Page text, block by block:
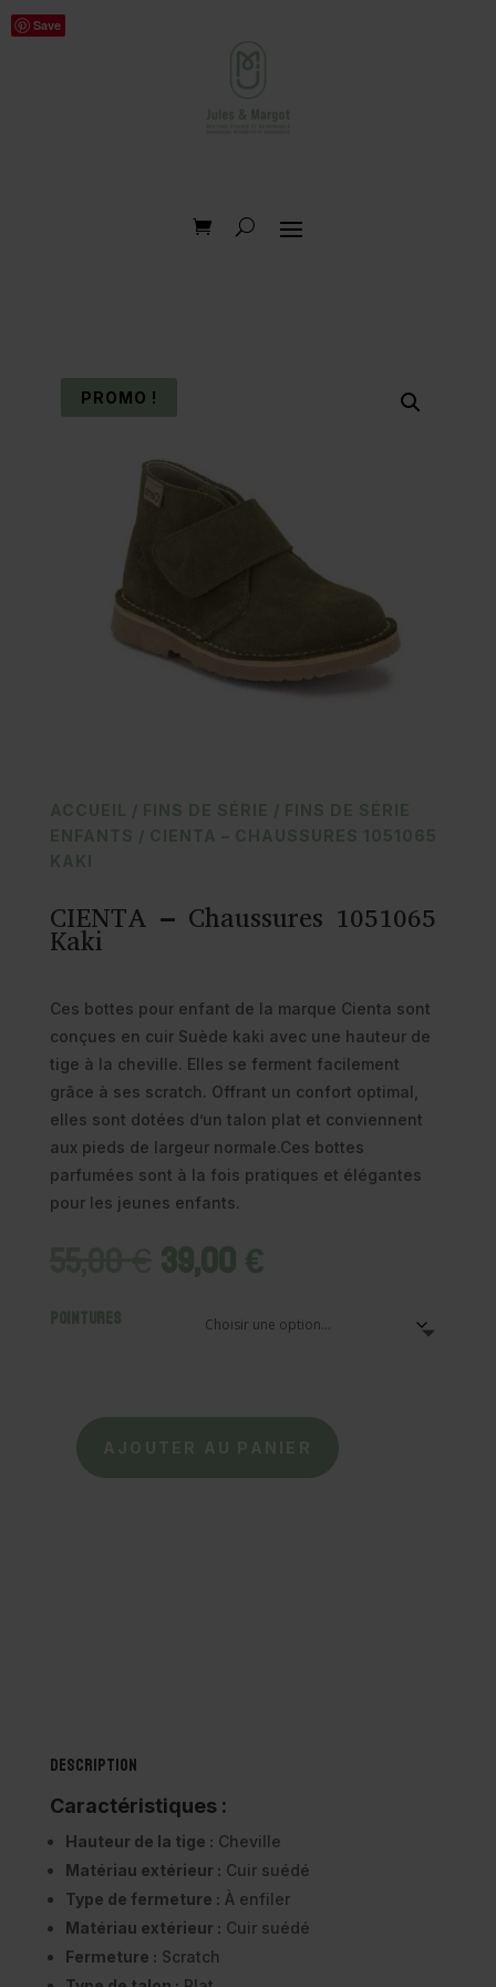
Save
PROMO !
ACCUEIL / FINS DE SÉRIE / FINS DE SÉRIE
ENFANTS / CIENTA – CHAUSSURES 1051065
KAKI
CIENTA – Chaussures 1051065
Kaki
Ces bottes pour enfant de la marque Cienta sont
conçues en cuir Suède kaki avec une hauteur de
tige à la cheville. Elles se ferment facilement
grâce à ses scratch. Offrant un confort optimal,
elles sont dotées d’un talon plat et conviennent
aux pieds de largeur normale.Ces bottes
parfumées sont à la fois pratiques et élégantes
pour les jeunes enfants.
Le
prixinitial
était :
39,00€
actuel
est :
Pointures
quantitéAJOUTER AU PANIER
Description
Caractéristiques :
Hauteur de la tige : Cheville
Matériau extérieur : Cuir suédé
Type de fermeture : À enfiler
Matériau extérieur : Cuir suédé
Fermeture : Scratch